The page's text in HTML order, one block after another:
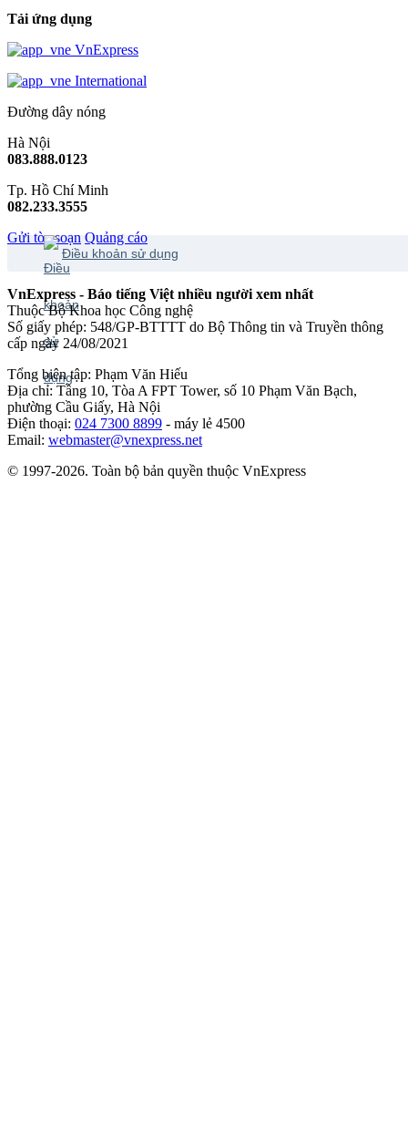
Tải ứng dụng
VnExpress
International
Đường dây nóng
Hà Nội
083.888.0123
Tp. Hồ Chí Minh
082.233.3555
Gửi tòa soạn Quảng cáo
Điều khoản sử dụng
VnExpress - Báo tiếng Việt nhiều người xem nhất
Thuộc Bộ Khoa học Công nghệ
Số giấy phép: 548/GP-BTTTT do Bộ Thông tin và Truyền thông
cấp ngày 24/08/2021
Tổng biên tập: Phạm Văn Hiếu
Địa chỉ: Tầng 10, Tòa A FPT Tower, số 10 Phạm Văn Bạch,
phường Cầu Giấy, Hà Nội
Điện thoại: 024 7300 8899 - máy lẻ 4500
Email: webmaster@vnexpress.net
© 1997-2026. Toàn bộ bản quyền thuộc VnExpress